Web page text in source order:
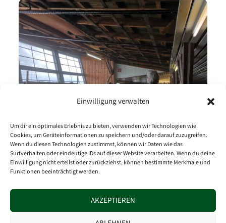
Einwilligung verwalten
Um dir ein optimales Erlebnis zu bieten, verwenden wir Technologien wie
Cookies, um Geräteinformationen zu speichern und/oder darauf zuzugreifen.
Wenn du diesen Technologien zustimmst, können wir Daten wie das
Surfverhalten oder eindeutige IDs auf dieser Website verarbeiten. Wenn du deine
Einwilligung nicht erteilst oder zurückziehst, können bestimmte Merkmale und
Funktionen beeinträchtigt werden.
AKZEPTIEREN
3. OKTOBER 2021
Schützenhalle mit neuem Auftritt